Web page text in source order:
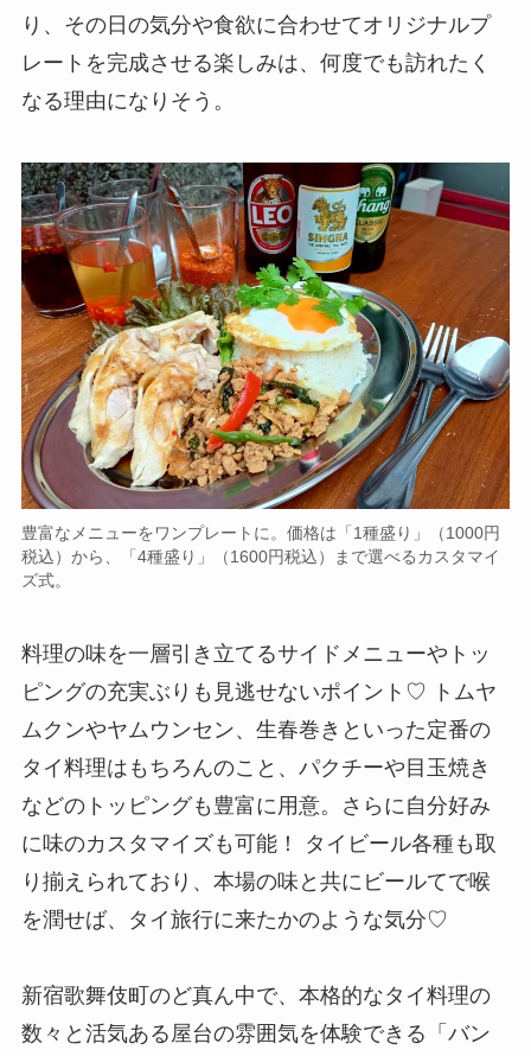
り、その日の気分や食欲に合わせてオリジナルプ
レートを完成させる楽しみは、何度でも訪れたく
なる理由になりそう。
豊富なメニューをワンプレートに。価格は「1種盛り」（1000円
税込）から、「4種盛り」（1600円税込）まで選べるカスタマイ
ズ式。
料理の味を一層引き立てるサイドメニューやトッ
ピングの充実ぶりも見逃せないポイント♡ トムヤ
ムクンやヤムウンセン、生春巻きといった定番の
タイ料理はもちろんのこと、パクチーや目玉焼き
などのトッピングも豊富に用意。さらに自分好み
に味のカスタマイズも可能！ タイビール各種も取
り揃えられており、本場の味と共にビールてで喉
を潤せば、タイ旅行に来たかのような気分♡
新宿歌舞伎町のど真ん中で、本格的なタイ料理の
数々と活気ある屋台の雰囲気を体験できる「バン